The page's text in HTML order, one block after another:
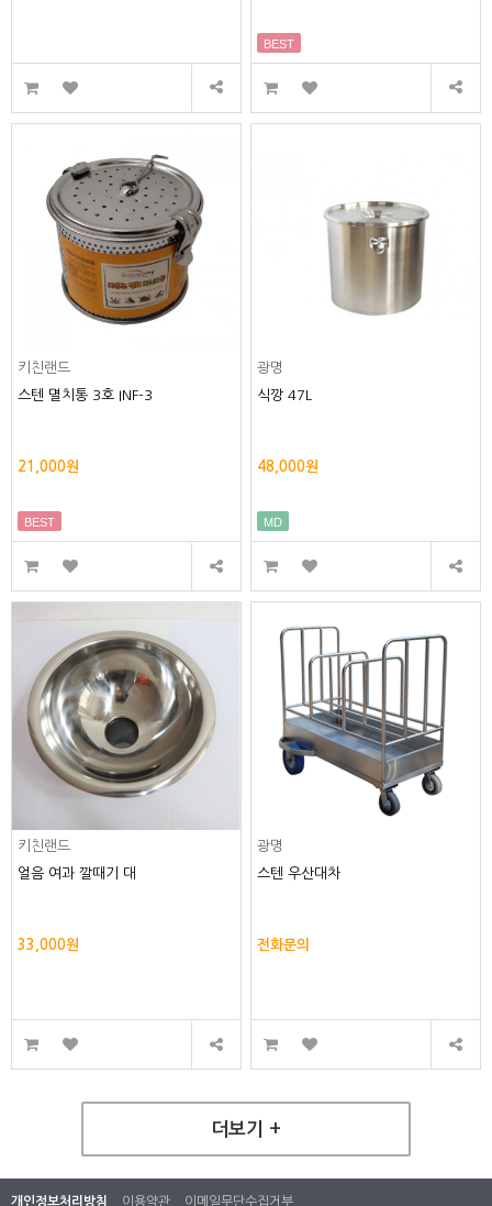
BEST
키친랜드
스텐 멸치통 3호 INF-3
21,000원
BEST
광명
식깡 47L
48,000원
MD
키친랜드
얼음 여과 깔때기 대
33,000원
광명
스텐 우산대차
전화문의
더보기 +
개인정보처리방침 이용약관 이메일무단수집거부